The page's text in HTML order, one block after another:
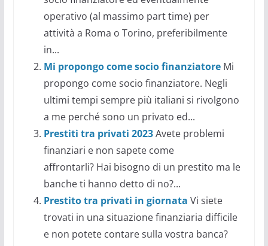
operativo (al massimo part time) per
attività a Roma o Torino, preferibilmente
in...
Mi propongo come socio finanziatore Mi
propongo come socio finanziatore. Negli
ultimi tempi sempre più italiani si rivolgono
a me perché sono un privato ed...
Prestiti tra privati 2023Avete problemi
finanziari e non sapete come
affrontarli? Hai bisogno di un prestito ma le
banche ti hanno detto di no?...
Prestito tra privati in giornata Vi siete
trovati in una situazione finanziaria difficile
e non potete contare sulla vostra banca?